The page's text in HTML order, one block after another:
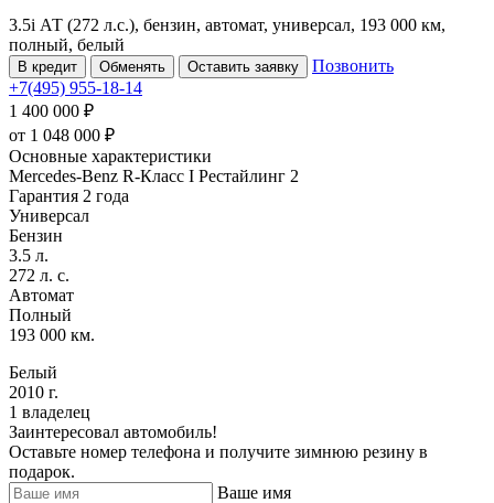
3.5i АТ (272 л.с.), бензин, автомат, универсал, 193 000 км,
полный, белый
В кредит Обменять Оставить заявку
Позвонить
+7(495) 955-18-14
1 400 000 ₽
от 1 048 000 ₽
Основные характеристики
Mercedes-Benz R-Класс I Рестайлинг 2
Гарантия 2 года
Универсал
Бензин
3.5 л.
272 л. с.
Автомат
Полный
193 000 км.
Белый
2010 г.
1 владелец
Заинтересовал автомобиль!
Оставьте номер телефона и получите зимнюю резину в
подарок.
Ваше имя